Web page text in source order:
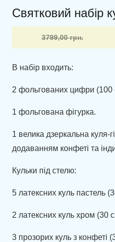
Святковий набір
3799,00грн.
Оригінальна
ціна:
3799,00 грн..
Поточна
ціна:
3549,00 грн..
В набір входить:
2 фольгованих цифри (100
1 фольгована фігурка.
1 велика дзеркальна куля-
додаванням конфеті та
Кульки під стелю:
5 латексних куль пастель
2 латексних куль хром (30
3 прозорих куль з конфеті